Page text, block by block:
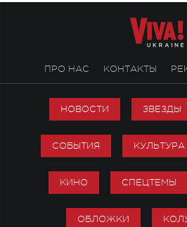
ПРО НАС КОНТАКТЫ
НОВОСТИ ЗВЕЗДЫ
СОБЫТИЯ КУЛЬТУРА
КИНО СПЕЦТЕМЫ
ОБЛОЖКИ